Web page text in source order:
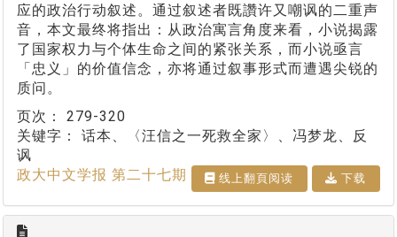
应的政治行动叙述。通过叙述者既讚许又嘲讽的二重声
音，本文最终将指出：从政治寓言角度来看，小说揭露
了国家权力与个体生命之间的紧张关系，而小说亟言
「忠义」的价值信念，亦将通过叙事形式而遭遇尖锐的
质问。
页次： 279-320
关键字： 话本、〈汪信之一死救全家〉、冯梦龙、反
讽
政大中文学报 第二十七期
线上翻⾴阅读 下载